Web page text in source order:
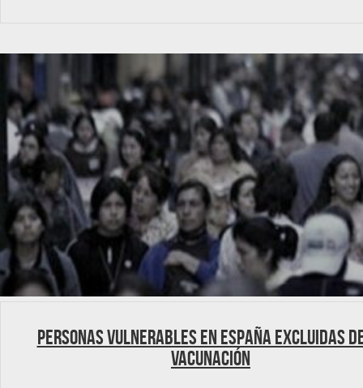
Personas vulnerables en España excluidas
vacunación